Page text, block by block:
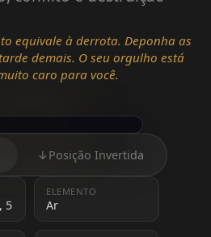
equivale à derrota. Deponha as
demais. O seu orgulho está
caro para você.
↓ Posição Invertida
5
ELEMENTO
Ar